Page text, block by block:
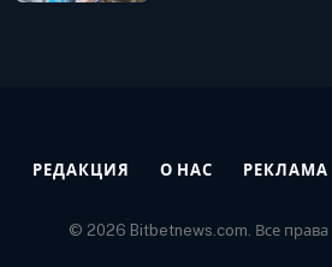
РЕДАКЦИЯ О НАС РЕКЛАМА
© 2026 Bitbetnews.com. Все